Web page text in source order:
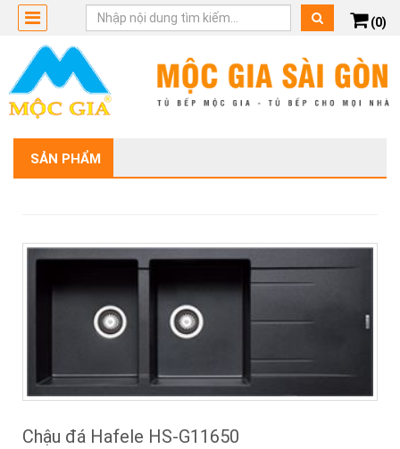
(0)
SẢN PHẨM
Chậu đá Hafele HS-G11650